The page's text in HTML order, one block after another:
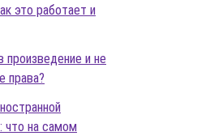
это работает и
произведение и не
права?
что на самом